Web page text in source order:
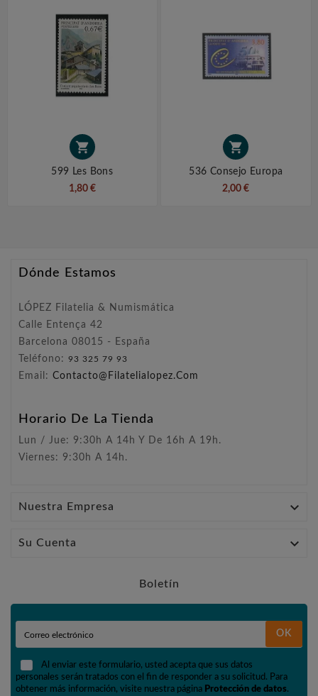

599 Les Bons
1,80 €

536 Consejo Europa
2,00 €
Dónde Estamos
LÓPEZ Filatelia & Numismática
Calle Entença 42
Barcelona 08015 - España
Teléfono: 93 325 79 93
Email: Contacto@filatelialopez.com
Horario De La Tienda
Lun / Jue: 9:30h A 14h Y De 16h A 19h.
Viernes: 9:30h A 14h.
Nuestra Empresa 
Su Cuenta 
Boletín
OK
Al enviar este formulario, usted acepta que sus datos
personales serán tratados con el fin de responder a su solicitud. Para
obtener más información, visite nuestra página Protección de datos.